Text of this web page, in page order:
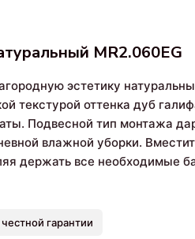
MR2.060EG
эстетику
текстурой оттенка дуб
Подвесной тип монтажа
влажной уборки.
держать все необходимые
гарантии